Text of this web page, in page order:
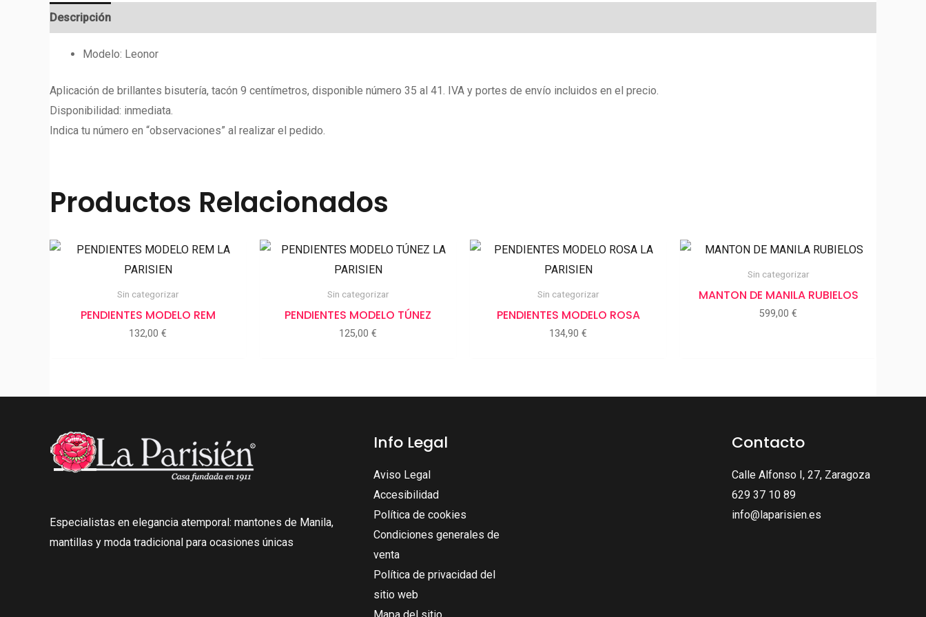
Descripción
Modelo: Leonor
Aplicación de brillantes bisutería, tacón 9 centímetros, disponible número 35 al 41. IVA y portes de envío incluidos en el precio.
Disponibilidad: inmediata.
Indica tu número en “observaciones” al realizar el pedido.
Productos Relacionados
Sin categorizar
PENDIENTES MODELO REM
132,00 €
Sin categorizar
PENDIENTES MODELO TÚNEZ
125,00 €
Sin categorizar
PENDIENTES MODELO ROSA
134,90 €
Sin categorizar
MANTON DE MANILA RUBIELOS
599,00 €
Especialistas en elegancia atemporal: mantones de Manila,
mantillas y moda tradicional para ocasiones únicas
Info Legal
Aviso Legal
Accesibilidad
Política de cookies
Condiciones generales de
venta
Política de privacidad del
sitio web
Contacto
Calle Alfonso I, 27, Zaragoza
629 37 10 89
info@laparisien.es